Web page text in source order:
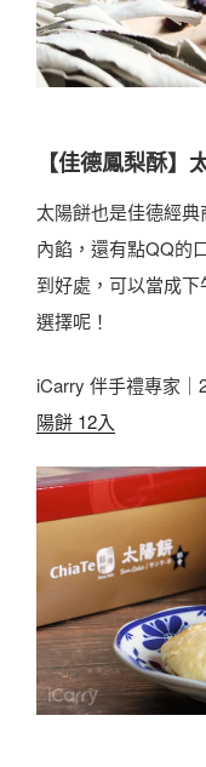
【佳德鳳梨酥】
太陽餅也是佳德經
內餡，還有點QQ的
到好處，可以當成
選擇呢！
iCarry 伴手禮專家｜
陽餅 12入